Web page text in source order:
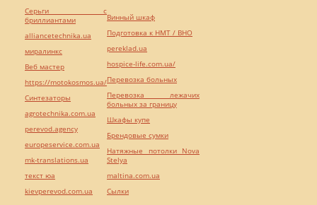
Серьги с
бриллиантами
alliancetechnika.ua
миралинкс
Веб мастер
https://motokosmos.ua/
Синтезаторы
agrotechnika.com.ua
perevod.agency
europeservice.com.ua
mk-translations.ua
текст юа
kievperevod.com.ua
Винный шкаф
Подготовка к НМТ / ВНО
pereklad.ua
hospice-life.com.ua/
Перевозка больных
Перевозка лежачих
больных за границу
Шкафы купе
Брендовые сумки
Натяжные потолки Nova
Stelya
maltina.com.ua
Cылки